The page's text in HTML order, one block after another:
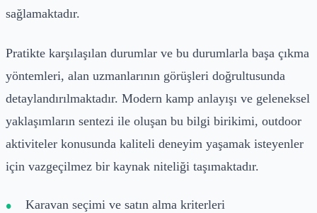
sağlamaktadır.
Pratikte karşılaşılan durumlar ve bu durumlarla başa çıkma
yöntemleri, alan uzmanlarının görüşleri doğrultusunda
detaylandırılmaktadır. Modern kamp anlayışı ve geleneksel
yaklaşımların sentezi ile oluşan bu bilgi birikimi, outdoor
aktiviteler konusunda kaliteli deneyim yaşamak isteyenler
için vazgeçilmez bir kaynak niteliği taşımaktadır.
Karavan seçimi ve satın alma kriterleri